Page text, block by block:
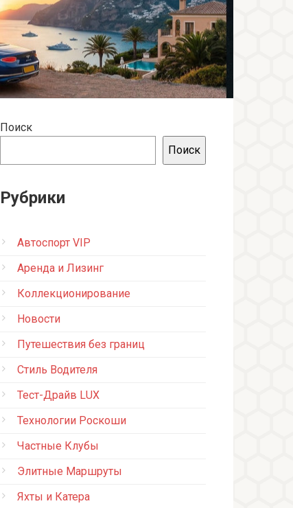
Поиск
Поиск
Рубрики
Автоспорт VIP
Аренда и Лизинг
Коллекционирование
Новости
Путешествия без границ
Стиль Водителя
Тест-Драйв LUX
Технологии Роскоши
Частные Клубы
Элитные Маршруты
Яхты и Катера